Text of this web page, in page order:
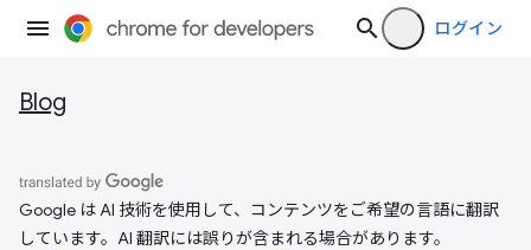
ログイン
Blog
Google は AI 技術を使用して、コンテンツをご希望の言語に翻訳
しています。AI 翻訳には誤りが含まれる場合があります。